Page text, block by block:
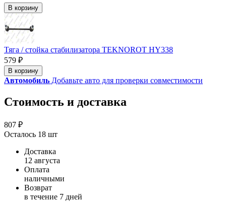
В корзину
Тяга / стойка стабилизатора TEKNOROT HY338
579 ₽
В корзину
Автомобиль Добавьте авто для проверки совместимости
Стоимость и доставка
807 ₽
Осталось 18 шт
Доставка
12 августа
Оплата
наличными
Возврат
в течение 7 дней